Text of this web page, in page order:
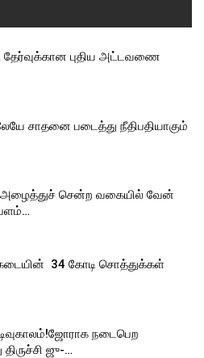
புதிய அட்டவணை
சாதனை படைத்து நீதிபதியாகும்
அழைத்துச் சென்ற வகையில் வேன்
₹ 34 கோடி சொத்துக்கள்
நடைபெற
ஜு-…